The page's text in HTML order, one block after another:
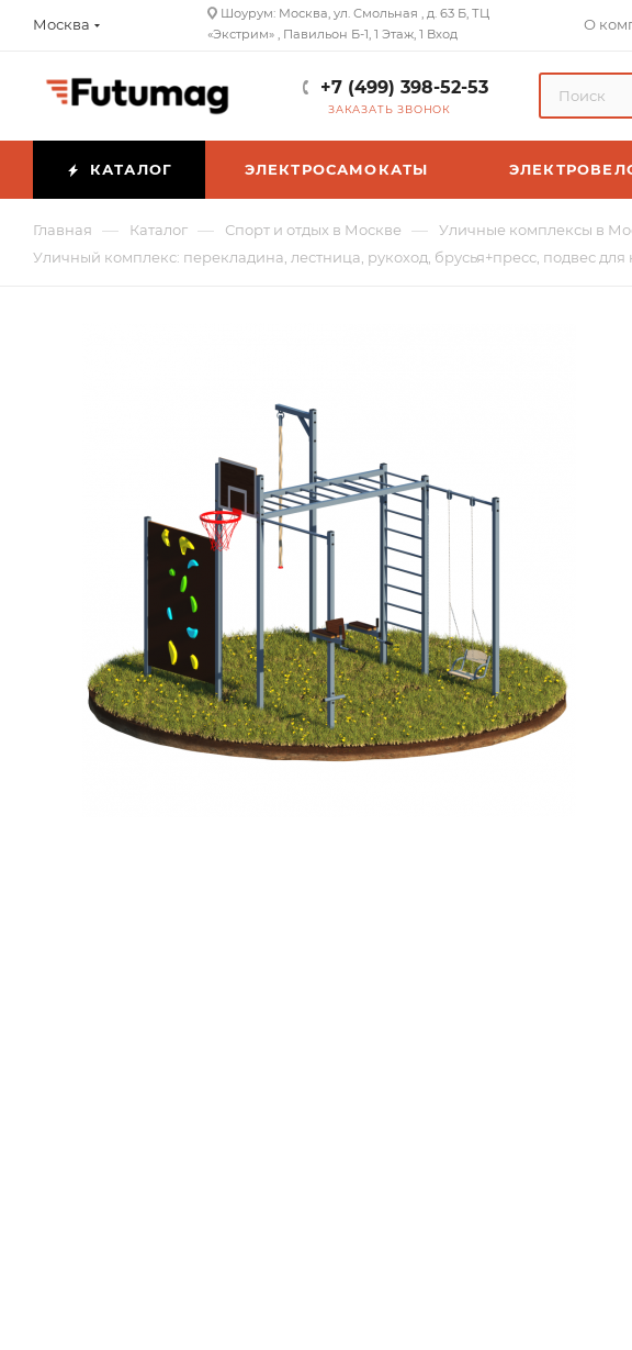
Москва
Шоурум: Москва, ул. Смольная , д. 63 Б, ТЦ
«Экстрим» , Павильон Б-1, 1 Этаж, 1 Вход
О
+7 (499) 398-52-53
ЗАКАЗАТЬ ЗВОНОК
КАТАЛОГ ЭЛЕКТРОСАМОКАТЫ
Главная — Каталог — Спорт и отдых в Москве — Уличные комплексы в
Уличный комплекс: перекладина, лестница, рукоход, брусья+пресс, подвес